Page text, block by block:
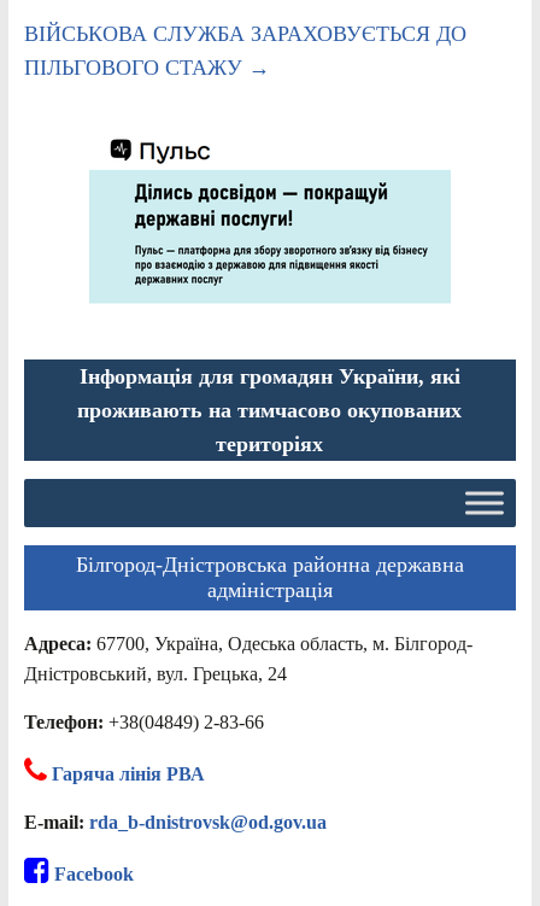
ВІЙСЬКОВА СЛУЖБА ЗАРАХОВУЄТЬСЯ ДО
ПІЛЬГОВОГО СТАЖУ →
Інформація для громадян України, які
проживають на тимчасово окупованих
територіях
Білгород-Дністровська районна державна
адміністрація
Адреса: 67700, Україна, Одеська область, м. Білгород-
Дністровський, вул. Грецька, 24
Телефон: +38(04849) 2-83-66
Гаряча лінія РВА
E-mail: rda_b-dnistrovsk@od.gov.ua
Facebook